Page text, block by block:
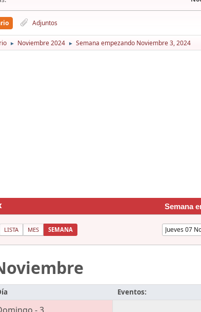
Adjuntos
► Noviembre 2024 ► Semana empezando Noviembre 3, 2024
Semana
LISTA MES SEMANA
Eventos: